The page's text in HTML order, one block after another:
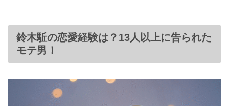
鈴木駈の恋愛経験は？13人以上に告られた
モテ男！